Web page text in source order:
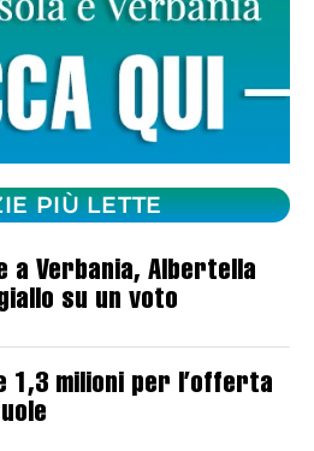
PIÙ LETTE
a Verbania, Albertella
su un voto
1,3 milioni per l’offerta